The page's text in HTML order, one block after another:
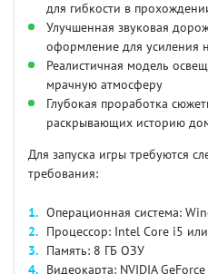
для гибкости в
Улучшенная звуковая
оформление для усиления
Реалистичная модель
мрачную атмосферу
Глубокая проработка
раскрывающих историю
Для запуска игры требуются
требования:
Операционная система:
Процессор: Intel Core i5
Память: 8 ГБ ОЗУ
Видеокарта: NVIDIA